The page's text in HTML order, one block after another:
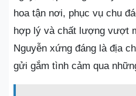
hoa tận nơi, phục vụ chu
hợp lý và chất lượng vượt
Nguyễn xứng đáng là địa
gửi gắm tình cảm qua